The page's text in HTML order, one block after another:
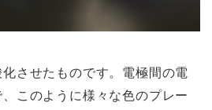
させたものです。電極間の電
このように様々な色のプレー